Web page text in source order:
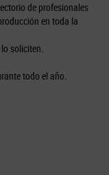
de profesionales
en toda la
soliciten.
todo el año.